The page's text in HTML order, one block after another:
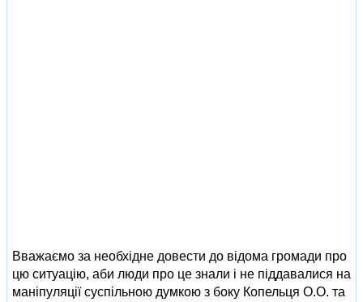
Вважаємо за необхідне довести до відома громади про
цю ситуацію, аби люди про це знали і не піддавалися на
маніпуляції суспільною думкою з боку Копельця О.О. та